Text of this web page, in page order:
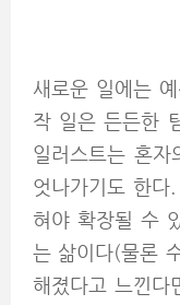
새로운 일에는
작 일은 든든한
일러스트는 혼
엇나가기도 한다
혀야 확장될 수
는 삶이다(물론
해졌다고 느낀다